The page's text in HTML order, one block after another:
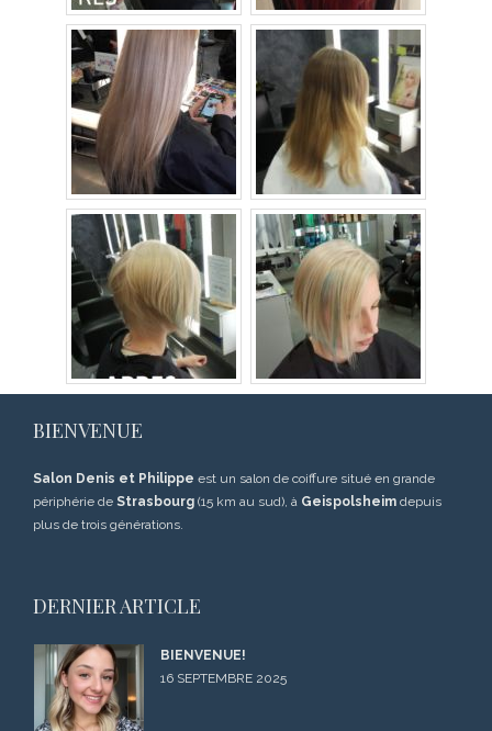
BIENVENUE
Salon Denis et Philippe est un salon de coiffure situé en grande
périphérie de Strasbourg (15 km au sud), à Geispolsheim depuis
plus de trois générations.
DERNIER ARTICLE
BIENVENUE!
16 SEPTEMBRE 2025